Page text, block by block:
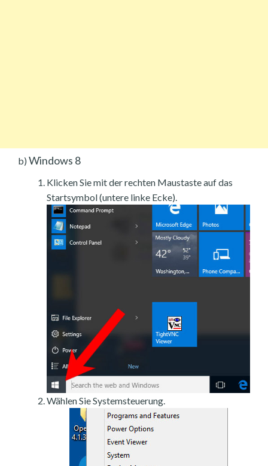
b) Windows 8
Klicken Sie mit der rechten Maustaste auf das
Startsymbol (untere linke Ecke).
Wählen Sie Systemsteuerung.